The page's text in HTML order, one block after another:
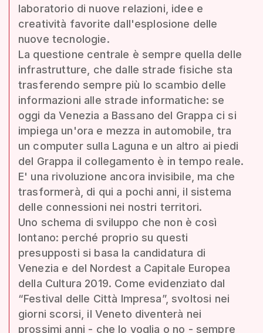
laboratorio di nuove relazioni, idee e
creatività favorite dall'esplosione delle
nuove tecnologie.
La questione centrale è sempre quella delle
infrastrutture, che dalle strade fisiche sta
trasferendo sempre più lo scambio delle
informazioni alle strade informatiche: se
oggi da Venezia a Bassano del Grappa ci si
impiega un'ora e mezza in automobile, tra
un computer sulla Laguna e un altro ai piedi
del Grappa il collegamento è in tempo reale.
E' una rivoluzione ancora invisibile, ma che
trasformerà, di qui a pochi anni, il sistema
delle connessioni nei nostri territori.
Uno schema di sviluppo che non è così
lontano: perché proprio su questi
presupposti si basa la candidatura di
Venezia e del Nordest a Capitale Europea
della Cultura 2019. Come evidenziato dal
“Festival delle Città Impresa”, svoltosi nei
giorni scorsi, il Veneto diventerà nei
prossimi anni - che lo voglia o no - sempre